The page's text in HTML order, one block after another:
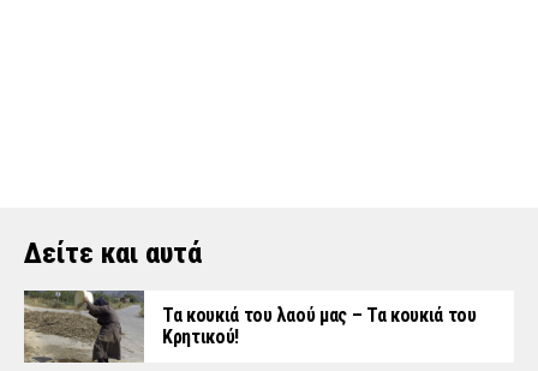
Δείτε και αυτά
Τα κουκιά του λαού μας – Τα κουκιά του
Κρητικού!